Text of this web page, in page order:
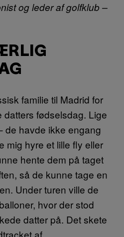
og leder af golfklub –
familie til Madrid for
datters fødselsdag. Lige
de havde ikke engang
mig hyre et lille fly eller
hente dem på taget
så de kunne tage en
Under turen ville de
hvor der stod
datter på. Det skete